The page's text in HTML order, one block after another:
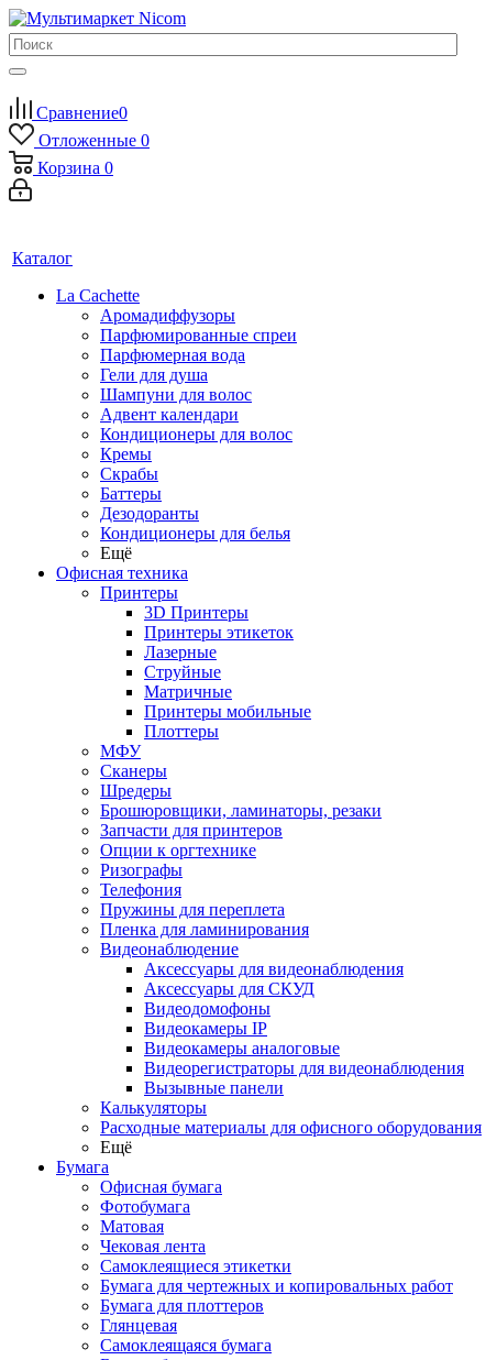
Сравнение0
Отложенные 0
Корзина 0
Каталог
La Cachette
Аромадиффузоры
Парфюмированные спреи
Парфюмерная вода
Гели для душа
Шампуни для волос
Адвент календари
Кондиционеры для волос
Кремы
Скрабы
Баттеры
Дезодоранты
Кондиционеры для белья
Ещё
Офисная техника
Принтеры
3D Принтеры
Принтеры этикеток
Лазерные
Струйные
Матричные
Принтеры мобильные
Плоттеры
МФУ
Сканеры
Шредеры
Брошюровщики, ламинаторы, резаки
Запчасти для принтеров
Опции к оргтехнике
Ризографы
Телефония
Пружины для переплета
Пленка для ламинирования
Видеонаблюдение
Аксессуары для видеонаблюдения
Аксессуары для СКУД
Видеодомофоны
Видеокамеры IP
Видеокамеры аналоговые
Видеорегистраторы для видеонаблюдения
Вызывные панели
Калькуляторы
Расходные материалы для офисного оборудования
Ещё
Бумага
Офисная бумага
Фотобумага
Матовая
Чековая лента
Самоклеящиеся этикетки
Бумага для чертежных и копировальных работ
Бумага для плоттеров
Глянцевая
Самоклеящаяся бумага